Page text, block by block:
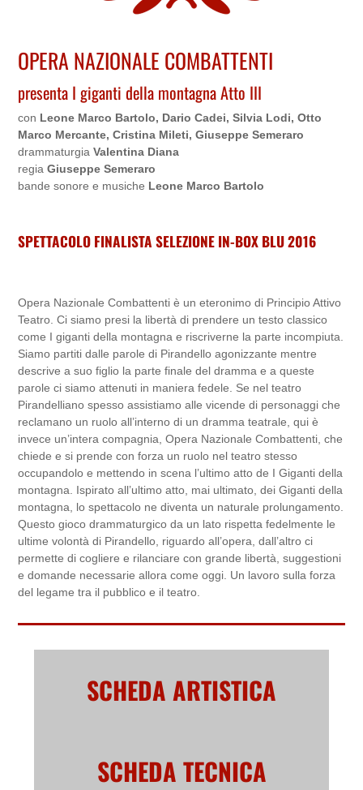
OPERA NAZIONALE COMBATTENTI
presenta I giganti della montagna Atto III
con Leone Marco Bartolo, Dario Cadei, Silvia Lodi, Otto
Marco Mercante, Cristina Mileti, Giuseppe Semeraro
drammaturgiaValentina Diana
regiaGiuseppe Semeraro
bande sonore e musiche Leone Marco Bartolo
SPETTACOLO FINALISTA SELEZIONE IN-BOX BLU 2016
Opera Nazionale Combattenti è un eteronimo di Principio Attivo
Teatro. Ci siamo presi la libertà di prendere un testo classico
come I giganti della montagna e riscriverne la parte incompiuta.
Siamo partiti dalle parole di Pirandello agonizzante mentre
descrive a suo figlio la parte finale del dramma e a queste
parole ci siamo attenuti in maniera fedele. Se nel teatro
Pirandelliano spesso assistiamo alle vicende di personaggi che
reclamano un ruolo all’interno di un dramma teatrale, qui è
invece un’intera compagnia, Opera Nazionale Combattenti, che
chiede e si prende con forza un ruolo nel teatro stesso
occupandolo e mettendo in scena l’ultimo atto de I Giganti della
montagna. Ispirato all’ultimo atto, mai ultimato, dei Giganti della
montagna, lo spettacolo ne diventa un naturale prolungamento.
Questo gioco drammaturgico da un lato rispetta fedelmente le
ultime volontà di Pirandello, riguardo all’opera, dall’altro ci
permette di cogliere e rilanciare con grande libertà, suggestioni
e domande necessarie allora come oggi. Un lavoro sulla forza
del legame tra il pubblico e il teatro.
SCHEDA ARTISTICA
SCHEDA TECNICA